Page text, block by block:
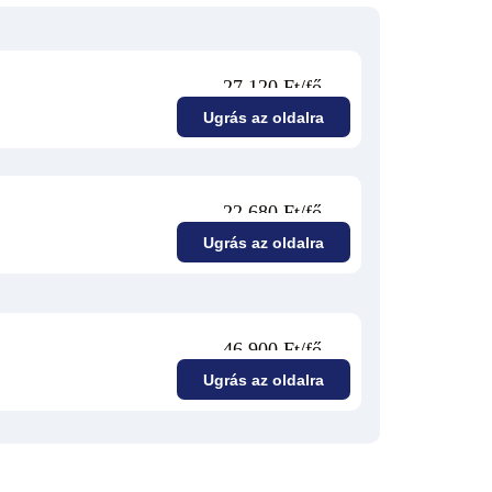
27 120 Ft/fő
Ugrás az oldalra
22 680 Ft/fő
Ugrás az oldalra
46 900 Ft/fő
Ugrás az oldalra